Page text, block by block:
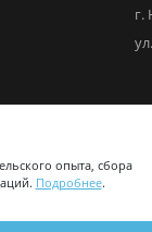
г.
агрегатор
Сайт разработан
опыта, сбора
Подробнее.